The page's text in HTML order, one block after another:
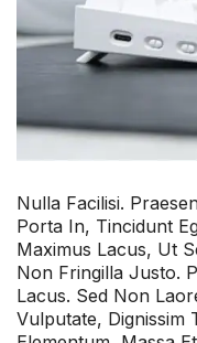
Nulla Facilisi.
Porta In, Tincidunt
Maximus Lacus, Ut
Non Fringilla Justo.
Lacus. Sed Non
Vulputate, Dignissim